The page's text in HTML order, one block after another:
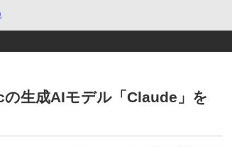
生成AIモデル「Claude」を